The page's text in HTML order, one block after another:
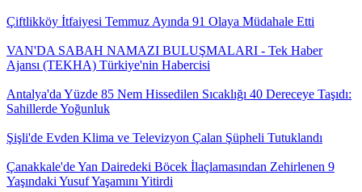
Çiftlikköy İtfaiyesi Temmuz Ayında 91 Olaya Müdahale Etti
VAN'DA SABAH NAMAZI BULUŞMALARI - Tek Haber
Ajansı (TEKHA) Türkiye'nin Habercisi
Antalya'da Yüzde 85 Nem Hissedilen Sıcaklığı 40 Dereceye Taşıdı:
Sahillerde Yoğunluk
Şişli'de Evden Klima ve Televizyon Çalan Şüpheli Tutuklandı
Çanakkale'de Yan Dairedeki Böcek İlaçlamasından Zehirlenen 9
Yaşındaki Yusuf Yaşamını Yitirdi